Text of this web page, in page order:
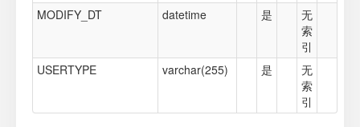
MODIFY_DT
datetime 是
无
索
引
USERTYPE
varchar(255) 是
无
索
引